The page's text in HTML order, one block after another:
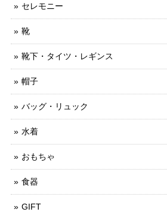
セレモニー
靴
靴下・タイツ・レギンス
帽子
バッグ・リュック
水着
おもちゃ
食器
GIFT